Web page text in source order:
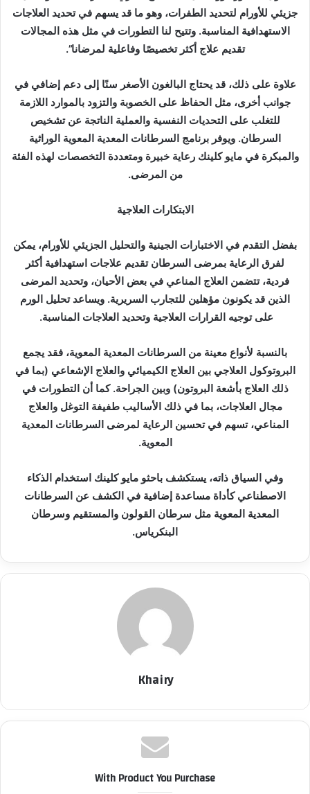
جزيئي للأورام لتحديد الطفرات، وهو ما قد يسهم في تحديد العلاجات
الاستهدافية المناسبة. وتتيح لنا التطورات في مثل هذه المجالات
تقديم علاج أكثر تخصيصًا وفاعلية لمرضانا”.
علاوة على ذلك، قد يحتاج البالغون الأصغر سنًا إلى دعم إضافي في
جوانب أخرى، مثل الحفاظ على الخصوبة والتزود بالموارد اللازمة
للتغلب على التحديات النفسية والعملية الناتجة عن تشخيص
السرطان. ويوفر برنامج السرطانات المعدية المعوية الوراثية
والمبكرة في مايو كلينك رعاية خبيرة ومتعددة التخصصات لهذه الفئة
من المرضى.
الابتكارات العلاجية
بفضل التقدم في الاختبارات الجينية والتحليل الجزيئي للأورام، يمكن
لفرق الرعاية بمرضى السرطان تقديم علاجات استهدافية أكثر
فردية، تتضمن العلاج المناعي في بعض الأحيان، وتحديد المرضى
الذين قد يكونون مؤهلين للتجارب السريرية. ويساعد تحليل الورم
على توجيه القرارات العلاجية وتحديد العلاجات المناسبة.
بالنسبة لأنواع معينة من السرطانات المعدية المعوية، فقد يجمع
البروتوكول العلاجي بين العلاج الكيميائي والعلاج الإشعاعي (بما في
ذلك العلاج بأشعة البروتون) وبين الجراحة. كما أن التطورات في
مجال العلاجات، بما في ذلك الأساليب طفيفة التوغل والعلاج
المناعي، تسهم في تحسين الرعاية لمرضى السرطانات المعدية
المعوية.
وفي السياق ذاته، يستكشف باحثو مايو كلينك استخدام الذكاء
الاصطناعي كأداة مساعدة إضافية في الكشف عن السرطانات
المعدية المعوية مثل سرطان القولون والمستقيم وسرطان
البنكرياس.
Khairy
With Product You Purchase